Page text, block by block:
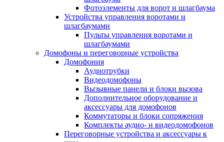
Фотоэлементы для ворот и шлагбаума
Устройства управления воротами и
шлагбаумами
Пульты управления воротами и
шлагбаумами
Домофоны и переговорные устройства
Домофония
Аудиотрубки
Видеодомофоны
Вызывные панели и блоки вызова
Дополнительное оборудование и
аксессуары для домофонов
Коммутаторы и блоки сопряжения
Комплекты аудио- и видеодомофонов
Переговорные устройства и аксессуары к